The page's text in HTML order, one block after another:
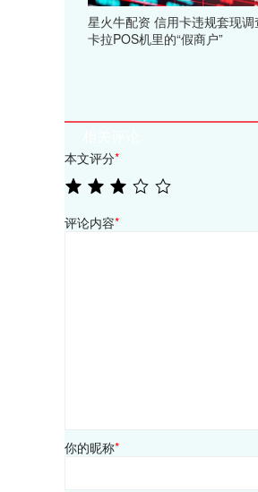
星火牛配资 信用卡违规套现调
卡拉POS机里的“假商户”
本文评分*
评论内容*
你的昵称*